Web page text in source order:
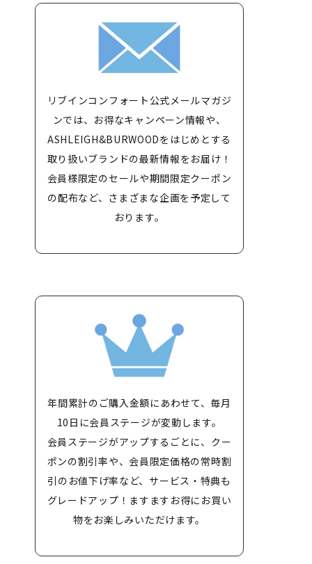
リブインコンフォート公式メールマガジ
ンでは、お得なキャンペーン情報や、
ASHLEIGH&BURWOODをはじめとする
取り扱いブランドの最新情報をお届け！
会員様限定のセールや期間限定クーポン
の配布など、さまざまな企画を予定して
おります。
年間累計のご購入金額にあわせて、毎月
10日に会員ステージが変動します。
会員ステージがアップするごとに、クー
ポンの割引率や、会員限定価格の常時割
引のお値下げ率など、サービス・特典も
グレードアップ！ますますお得にお買い
物をお楽しみいただけます。